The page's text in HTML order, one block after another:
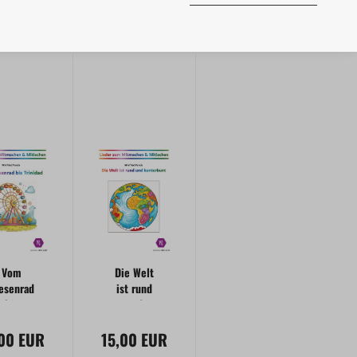
Vom
bis
zum
EUR
Die Welt
ist rund
und
| Lieder
zum
15,00 EUR